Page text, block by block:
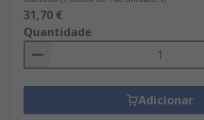
31,70 €
Quantidade
Adicionar